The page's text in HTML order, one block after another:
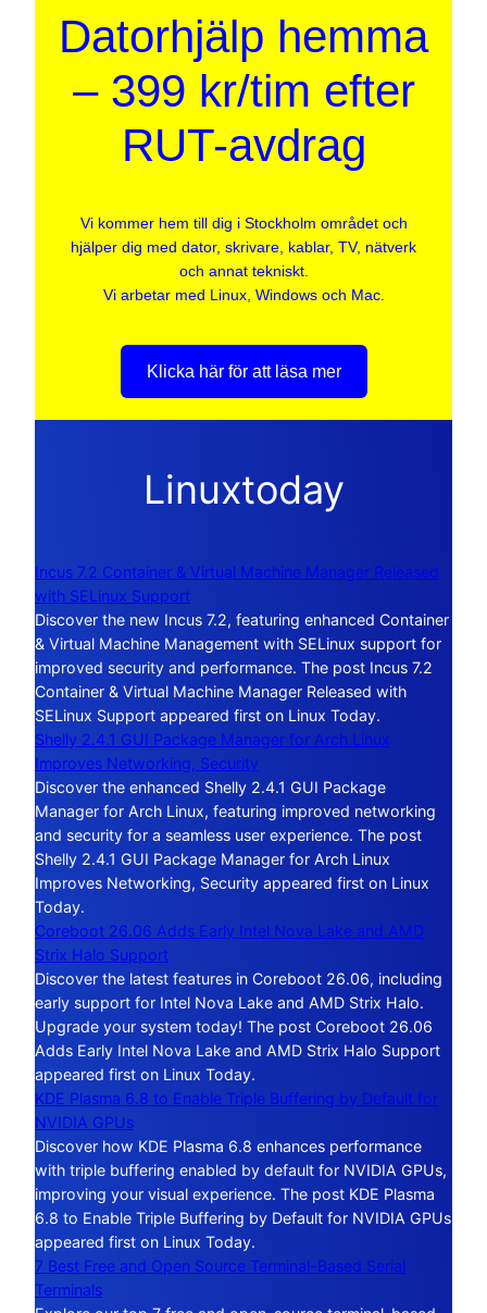
Datorhjälp hemma
– 399 kr/tim efter
RUT-avdrag
Vi kommer hem till dig i Stockholm området och
hjälper dig med dator, skrivare, kablar, TV, nätverk
och annat tekniskt.
Vi arbetar med Linux, Windows och Mac.
Klicka här för att läsa mer
Linuxtoday
Incus 7.2 Container & Virtual Machine Manager Released
with SELinux Support
Discover the new Incus 7.2, featuring enhanced Container
& Virtual Machine Management with SELinux support for
improved security and performance. The post Incus 7.2
Container & Virtual Machine Manager Released with
SELinux Support appeared first on Linux Today.
Shelly 2.4.1 GUI Package Manager for Arch Linux
Improves Networking, Security
Discover the enhanced Shelly 2.4.1 GUI Package
Manager for Arch Linux, featuring improved networking
and security for a seamless user experience. The post
Shelly 2.4.1 GUI Package Manager for Arch Linux
Improves Networking, Security appeared first on Linux
Today.
Coreboot 26.06 Adds Early Intel Nova Lake and AMD
Strix Halo Support
Discover the latest features in Coreboot 26.06, including
early support for Intel Nova Lake and AMD Strix Halo.
Upgrade your system today! The post Coreboot 26.06
Adds Early Intel Nova Lake and AMD Strix Halo Support
appeared first on Linux Today.
KDE Plasma 6.8 to Enable Triple Buffering by Default for
NVIDIA GPUs
Discover how KDE Plasma 6.8 enhances performance
with triple buffering enabled by default for NVIDIA GPUs,
improving your visual experience. The post KDE Plasma
6.8 to Enable Triple Buffering by Default for NVIDIA GPUs
appeared first on Linux Today.
7 Best Free and Open Source Terminal-Based Serial
Terminals